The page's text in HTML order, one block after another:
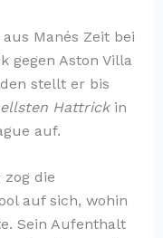
Manés Zeit bei
gegen Aston Villa
stellt er bis
Hattrickin
auf.
zog die
auf sich, wohin
Sein Aufenthalt